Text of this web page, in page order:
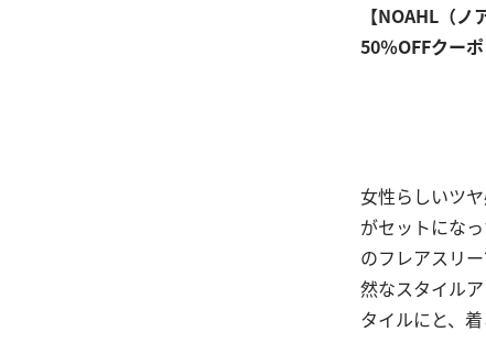
【NOAHL（ノ
50％OFFクー
女性らしいツ
がセットにな
のフレアスリ
然なスタイル
タイルにと、